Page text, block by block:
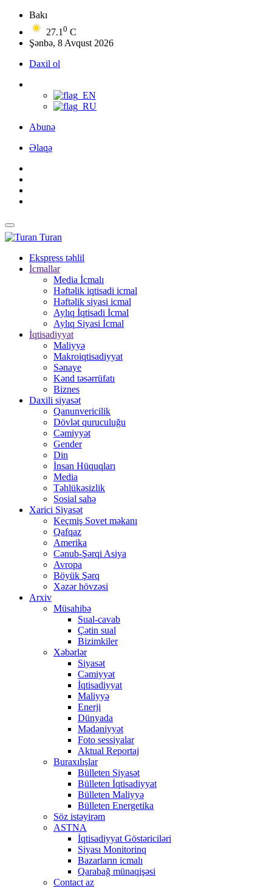
Bakı
27.1 0 C
Şənbə, 8 Avqust 2026
Daxil ol
Abunə
Əlaqə
Turan
Ekspress təhlil
İcmallar
Media İcmalı
Həftəlik iqtisadi icmal
Həftəlik siyasi icmal
Aylıq İqtisadi İcmal
Aylıq Siyasi İcmal
İqtisadiyyat
Maliyyə
Makroiqtisadiyyat
Sənaye
Kənd təsərrüfatı
Biznes
Daxili siyasət
Qanunvericilik
Dövlət quruculuğu
Cəmiyyət
Gender
Din
İnsan Hüquqları
Media
Təhlükəsizlik
Sosial sahə
Xarici Siyasət
Keçmiş Sovet məkanı
Qafqaz
Amerika
Cənub-Şərqi Asiya
Avropa
Böyük Şərq
Xəzər hövzəsi
Arxiv
Müsahibə
Sual-cavab
Çətin sual
Bizimkiler
Xəbərlər
Siyasət
Cəmiyyət
İqtisadiyyat
Maliyyə
Enerji
Dünyada
Mədəniyyət
Foto sessiyalar
Aktual Reportaj
Buraxılışlar
Bülleten Siyasət
Bülleten İqtisadiyyat
Bülleten Maliyyə
Bülleten Energetika
Söz istəyirəm
ASTNA
İqtisadiyyat Göstəriciləri
Siyası Monitorinq
Bazarların icmalı
Qarabağ münaqişəsi
Contact az